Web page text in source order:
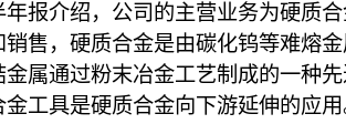
介绍，公司的主营业务为硬质合
销售，硬质合金是由碳化钨等难熔
属通过粉末冶金工艺制成的一种
金工具是硬质合金向下游延伸的应